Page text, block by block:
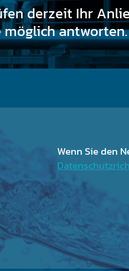
derzeit Ihr
möglich antworten.
Wenn Sie den